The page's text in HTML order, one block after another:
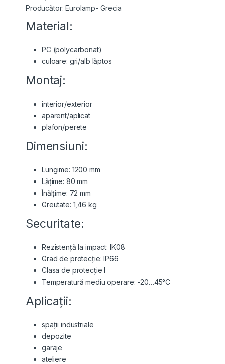
Producător: Eurolamp- Grecia
Material:
PC (polycarbonat)
culoare: gri/alb lăptos
Montaj:
interior/exterior
aparent/aplicat
plafon/perete
Dimensiuni:
Lungime: 1200 mm
Lățime: 80 mm
Înălțime: 72 mm
Greutate: 1,46 kg
Securitate:
Rezistență la impact: IK08
Grad de protecție: IP66
Clasa de protecție I
Temperatură mediu operare: -20…45°C
Aplicații:
spații industriale
depozite
garaje
ateliere